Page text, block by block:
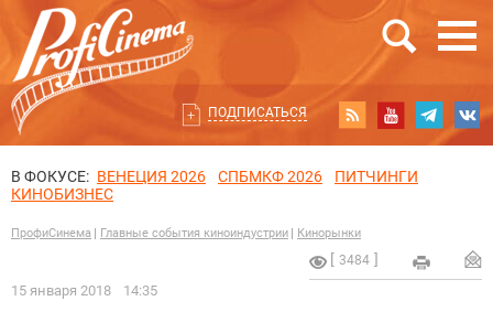
ПОДПИСАТЬСЯ
В ФОКУСЕ: ВЕНЕЦИЯ 2026 СПБМКФ 2026
ПИТЧИНГИ
КИНОБИЗНЕС
ПрофиСинема Главные события киноиндустрии Кинорынки
3484
15 января 2018 14:35